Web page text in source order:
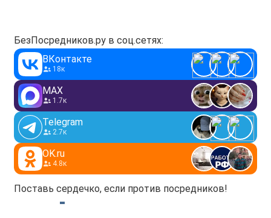
БезПосредников.ру в соц.сетях:
ВКонтакте
18к
MAX
1.7к
Telegram
2.7к
OK.ru
4.8к
Поставь сердечко, если против посредников!